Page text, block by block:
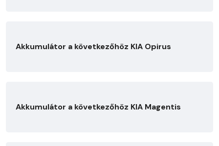
Akkumulátor a következőhöz KIA Opirus
Akkumulátor a következőhöz KIA Magentis